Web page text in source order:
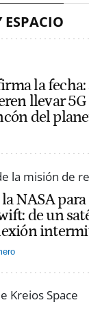
la fecha:
llevar
del
NASA
de un